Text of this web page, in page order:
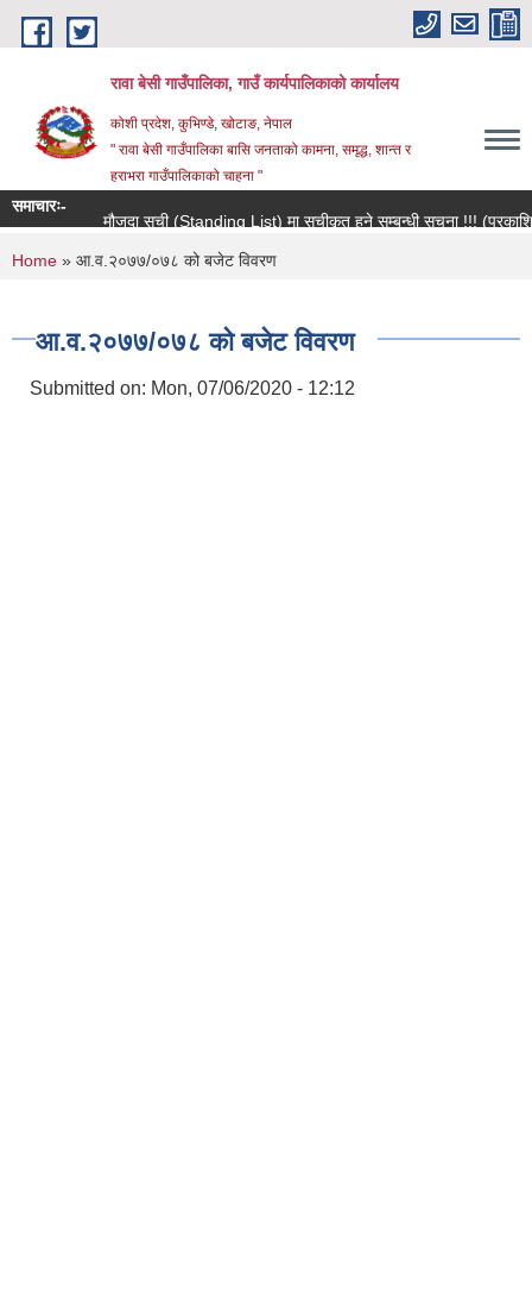
Skip to main content
रावा बेसी गाउँपालिका, गाउँ कार्यपालिकाको कार्यालय
कोशी प्रदेश, कुभिण्डे, खोटाङ, नेपाल
" रावा बेसी गाउँपालिका बासि जनताको कामना, समृद्ध, शान्त र
हराभरा गाउँपालिकाको चाहना "
समाचारः-
मौजुदा सूची (Standing List) मा सूचीकृत हुने सम्बन्धी सूचना !!! (प्रकाशित
You are here
Home » आ.व.२०७७/०७८ को बजेट विवरण
आ.व.२०७७/०७८ को बजेट विवरण
Submitted on: Mon, 07/06/2020 - 12:12